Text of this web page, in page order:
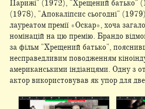
Парижі" (1972), "Хрещений батько"
(1978), "Апокаліпсис сьогодні"
лауреатом премії «Оскар», хоча
номінацій на цю премію. Брандо
за фільм "Хрещений батько",
несправедливим поводженням
американськими індіанцями. Одну з
актор використовував як упор для